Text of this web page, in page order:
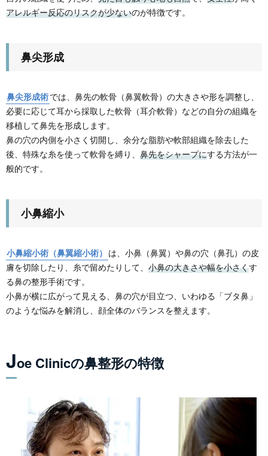
アレルギー反応のリスクが少ないのが特徴です。
鼻尖形成
鼻尖形成術では、鼻先の軟骨（鼻翼軟骨）の大きさや形を調整し、
必要に応じて耳から採取した軟骨（耳介軟骨）などの自分の組織を
移植して鼻先を形成します。
鼻の穴の内側を小さく切開し、余分な脂肪や軟部組織を除去した
後、特殊な糸を使って軟骨を縛り、 鼻先をシャープにする方法が一
般的です。
小鼻縮小
小鼻縮小術（鼻翼縮小術） は、小鼻（鼻翼）や鼻の穴（鼻孔）の皮
膚を切除したり、糸で留めたりして、 小鼻の大きさや幅を小さくす
る鼻の整形手術です。
小鼻が横に広がって見える、鼻の穴が目立つ、いわゆる「ブタ鼻」
のような悩みを解消し、顔全体のバランスを整えます。
Joe Clinicの鼻整形の特徴